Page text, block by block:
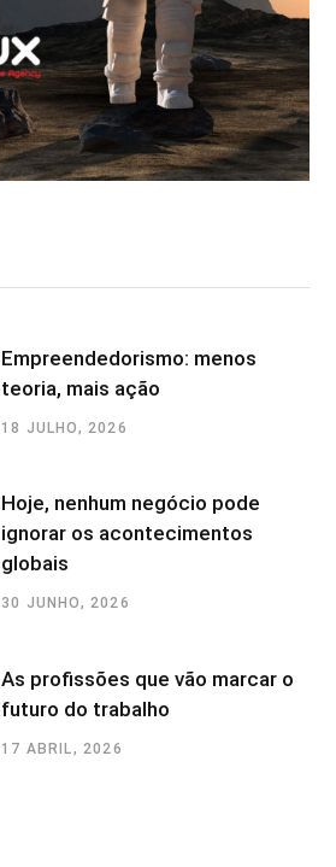
Empreendedorismo: menos
teoria, mais ação
18 JULHO, 2026
Hoje, nenhum negócio pode
ignorar os acontecimentos
globais
30 JUNHO, 2026
As profissões que vão marcar o
futuro do trabalho
17 ABRIL, 2026